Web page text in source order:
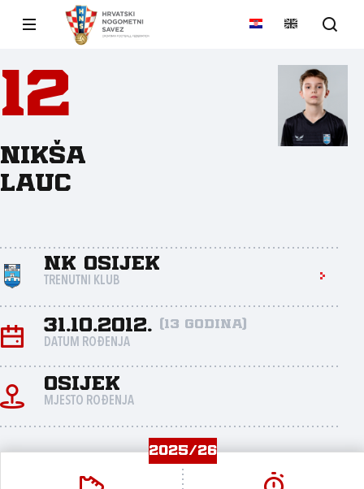
12
Nikša
Lauc
NK Osijek
TRENUTNI KLUB
31.10.2012. (13 godina)
DATUM ROĐENJA
Osijek
MJESTO ROĐENJA
2025/26